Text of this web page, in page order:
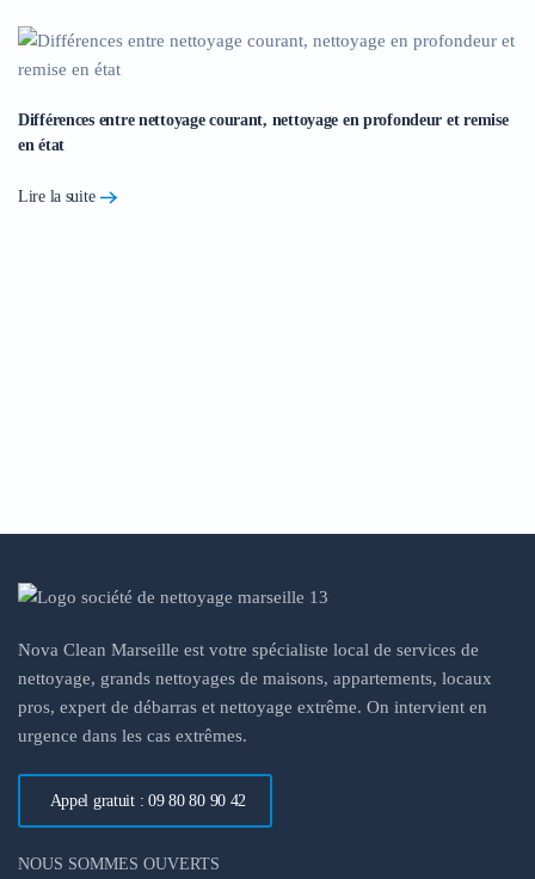
Différences entre nettoyage courant, nettoyage en profondeur et remise
en état
Lire la suite
Nova Clean Marseille est votre spécialiste local de services de
nettoyage, grands nettoyages de maisons, appartements, locaux
pros, expert de débarras et nettoyage extrême. On intervient en
urgence dans les cas extrêmes.
Appel gratuit : 09 80 80 90 42
NOUS SOMMES OUVERTS